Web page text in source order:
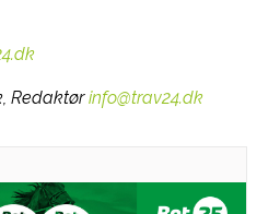
Redaktør info@trav24.dk